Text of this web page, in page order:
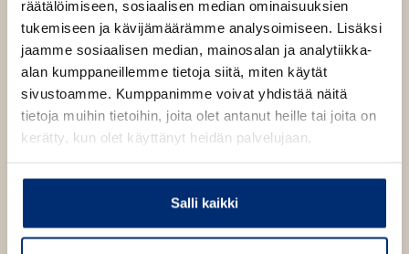
räätälöimiseen, sosiaalisen median ominaisuuksien
tukemiseen ja kävijämäärämme analysoimiseen. Lisäksi
jaamme sosiaalisen median, mainosalan ja analytiikka-
alan kumppaneillemme tietoja siitä, miten käytät
sivustoamme. Kumppanimme voivat yhdistää näitä
tietoja muihin tietoihin, joita olet antanut heille tai joita on
kerätty, kun olet käyttänyt heidän palvelujaan.
Salli kaikki
k
u
v
t
k
u
v
t